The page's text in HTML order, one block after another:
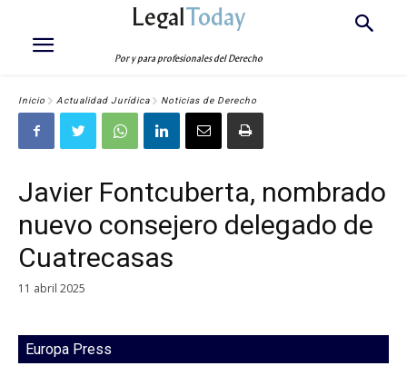
LegalToday
Por y para profesionales del Derecho
Inicio Actualidad Jurídica Noticias de Derecho
Javier Fontcuberta, nombrado
nuevo consejero delegado de
Cuatrecasas
11 abril 2025
Europa Press